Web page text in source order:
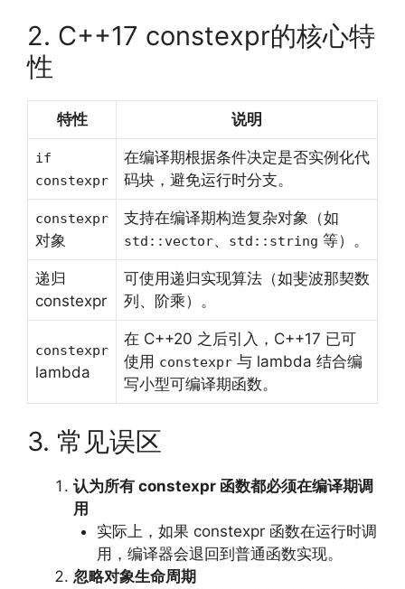
2. C++17 constexpr的核心特
性
特性 说明
if
constexpr
在编译期根据条件决定是否实例化代
码块，避免运行时分支。
constexpr
对象
支持在编译期构造复杂对象（如
std::vector、 std::string 等）。
递归
constexpr
可使用递归实现算法（如斐波那契数
列、阶乘）。
constexpr
lambda
在 C++20 之后引入，C++17 已可
使用 constexpr 与 lambda 结合编
写小型可编译期函数。
3. 常见误区
认为所有 constexpr 函数都必须在编译期调
用
实际上，如果 constexpr 函数在运行时调
用，编译器会退回到普通函数实现。
忽略对象生命周期